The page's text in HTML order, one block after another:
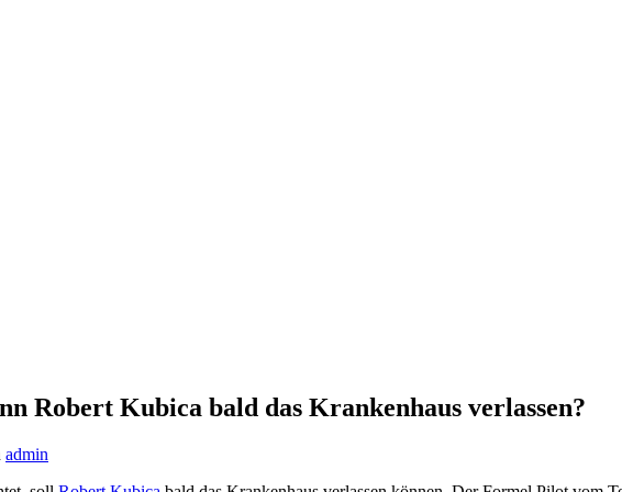
Robert Kubica bald das Krankenhaus verlassen?
admin